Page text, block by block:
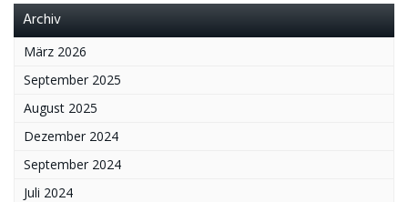
Archiv
März 2026
September 2025
August 2025
Dezember 2024
September 2024
Juli 2024